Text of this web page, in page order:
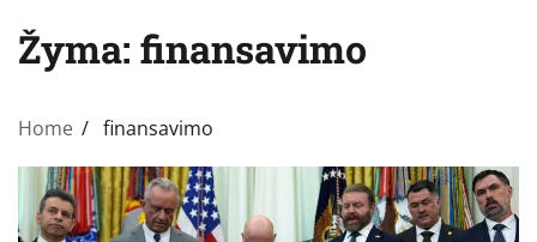
Žyma: finansavimo
Home finansavimo